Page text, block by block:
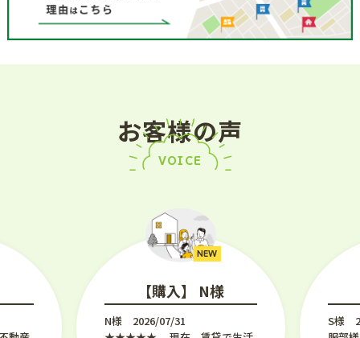
お客様の声
VOICE
NEW
【購入】 N様
N様 2026/07/31
S様